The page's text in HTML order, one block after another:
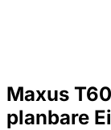
Maxus
planbare